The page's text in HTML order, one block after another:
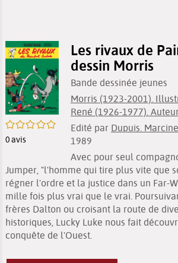
/5
0avis
Les rivaux de
dessin Morris
Bande dessinée jeunes
Morris (1923-2001).
René (1926-1977).
Edité par Dupuis.
1989
Avec pour seul
Jumper, "l'homme qui tire plus vite que
régner l'ordre et la justice dans un Far-
mille fois plus vrai que le vrai.
frères Dalton ou croisant la route de
historiques, Lucky Luke nous fait
conquête de l'Ouest.